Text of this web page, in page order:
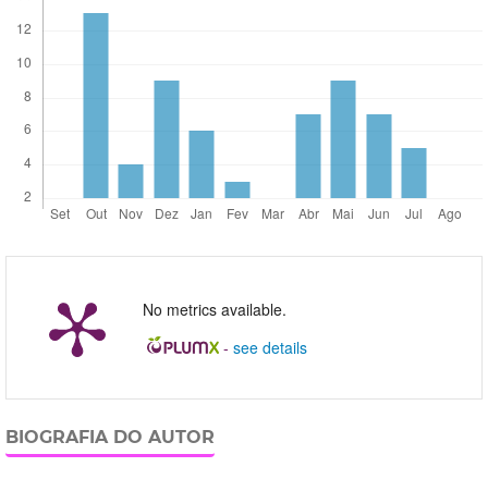
No metrics available.
- see details
BIOGRAFIA DO AUTOR